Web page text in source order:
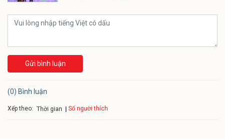
Gửi bình luận
(0) Bình luận
Xếp theo: Thời gian Số người thích